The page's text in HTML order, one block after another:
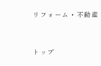
リフォーム・不動産
トップ